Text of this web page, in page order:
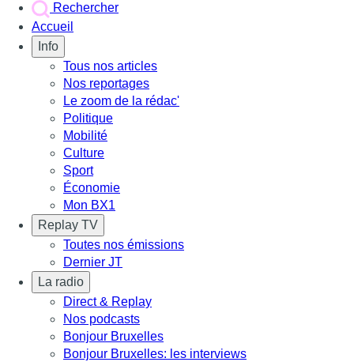
Rechercher
Accueil
Info
Tous nos articles
Nos reportages
Le zoom de la rédac'
Politique
Mobilité
Culture
Sport
Économie
Mon BX1
Replay TV
Toutes nos émissions
Dernier JT
La radio
Direct & Replay
Nos podcasts
Bonjour Bruxelles
Bonjour Bruxelles: les interviews